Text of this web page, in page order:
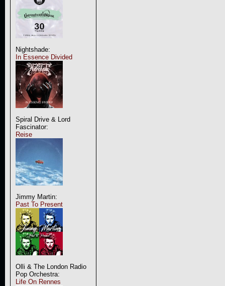
Nightshade:
In Essence Divided
Spiral Drive & Lord
Fascinator:
Reise
Jimmy Martin:
Past To Present
Olli & The London Radio
Pop Orchestra:
Life On Rennes